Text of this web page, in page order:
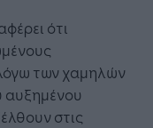
ότι
των χαμηλών
αυξημένου
στις